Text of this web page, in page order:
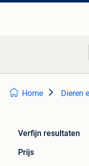
Home Dieren
Verfijn resultaten
Prijs